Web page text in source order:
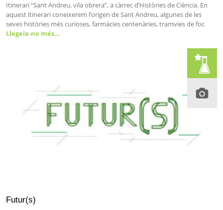
Itinerari “Sant Andreu, vila obrera”, a càrrec d’Històries de Ciència. En
aquest itinerari coneixerem l’origen de Sant Andreu, algunes de les
seves històries més curioses, farmàcies centenàries, tramvies de foc
Llegeix-ne més…
Futur(s)